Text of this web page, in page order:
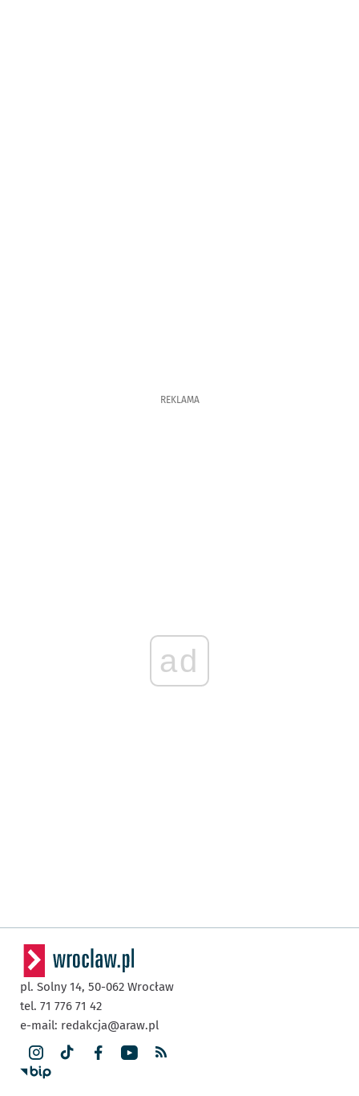
REKLAMA
ad
pl. Solny 14, 50-062 Wrocław
tel. 71 776 71 42
e-mail: redakcja@araw.pl